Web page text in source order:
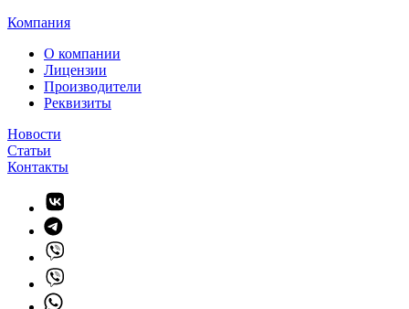
Компания
О компании
Лицензии
Производители
Реквизиты
Новости
Статьи
Контакты